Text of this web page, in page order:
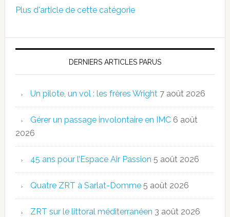
Plus d'article de cette catégorie
DERNIERS ARTICLES PARUS
Un pilote, un vol : les frères Wright 7 août 2026
Gérer un passage involontaire en IMC 6 août
2026
45 ans pour l’Espace Air Passion 5 août 2026
Quatre ZRT à Sarlat-Domme 5 août 2026
ZRT sur le littoral méditerranéen 3 août 2026